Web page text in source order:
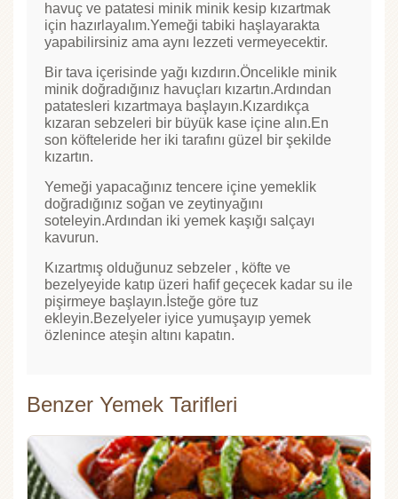
havuç ve patatesi minik minik kesip kızartmak
için hazırlayalım.Yemeği tabiki haşlayarakta
yapabilirsiniz ama aynı lezzeti vermeyecektir.
Bir tava içerisinde yağı kızdırın.Öncelikle minik
minik doğradığınız havuçları kızartın.Ardından
patatesleri kızartmaya başlayın.Kızardıkça
kızaran sebzeleri bir büyük kase içine alın.En
son köfteleride her iki tarafını güzel bir şekilde
kızartın.
Yemeği yapacağınız tencere içine yemeklik
doğradığınız soğan ve zeytinyağını
soteleyin.Ardından iki yemek kaşığı salçayı
kavurun.
Kızartmış olduğunuz sebzeler , köfte ve
bezelyeyide katıp üzeri hafif geçecek kadar su ile
pişirmeye başlayın.İsteğe göre tuz
ekleyin.Bezelyeler iyice yumuşayıp yemek
özlenince ateşin altını kapatın.
Benzer Yemek Tarifleri